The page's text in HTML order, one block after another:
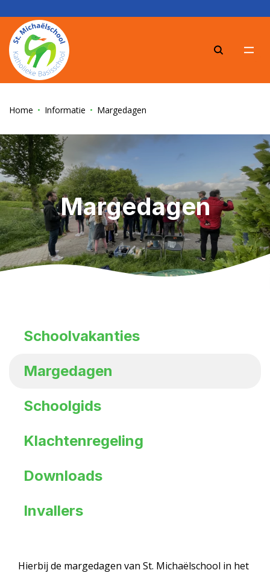
Home Informatie Margedagen
Margedagen
Schoolvakanties
Margedagen
Schoolgids
Klachtenregeling
Downloads
Invallers
Hierbij de margedagen van St. Michaëlschool in het